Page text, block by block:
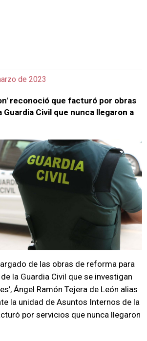
de 2023
reconoció que facturó por obras
Civil que nunca llegaron a
de las obras de reforma para
la Guardia Civil que se investigan
Ángel Ramón Tejera de León alias
la unidad de Asuntos Internos de la
por servicios que nunca llegaron